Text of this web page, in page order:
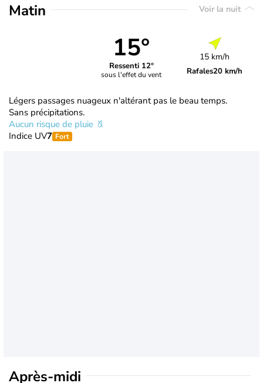
Matin Voir la nuit
15°
Ressenti 12°
sous l'effet du vent
15 km/h
Rafales20 km/h
Légers passages nuageux n'altérant pas le beau temps.
Sans précipitations.
Aucun risque de pluie
Indice UV7 Fort
Après-midi